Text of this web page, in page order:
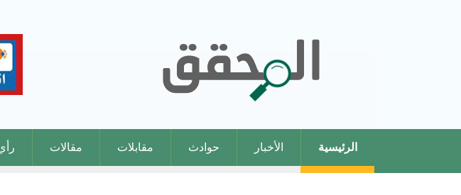
الرئيسية الأخبار حوادث مقابلات مقالات